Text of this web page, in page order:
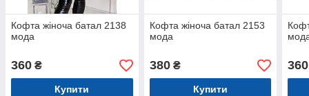
Кофта жіноча батал 2138
мода
360 ₴
Купити
Кофта жіноча батал 2153
мода
380₴
Купити
360